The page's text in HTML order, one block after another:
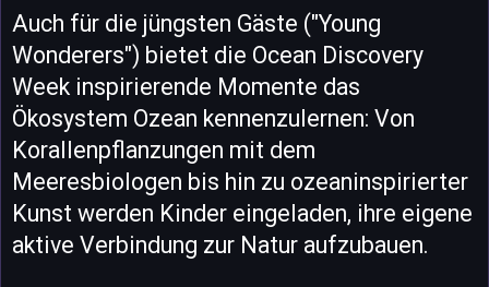
Auch für die jüngsten Gäste ("Young
Wonderers") bietet die Ocean Discovery
Week inspirierende Momente das
Ökosystem Ozean kennenzulernen: Von
Korallenpflanzungen mit dem
Meeresbiologen bis hin zu ozeaninspirierter
Kunst werden Kinder eingeladen, ihre eigene
aktive Verbindung zur Natur aufzubauen.